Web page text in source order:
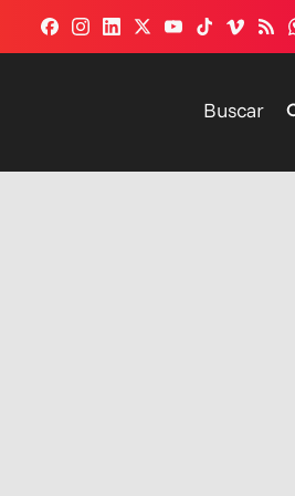
Buscar